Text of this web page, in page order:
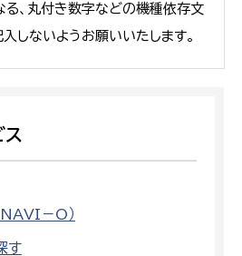
、丸付き数字などの機種依存文
しないようお願いいたします。
－O）
す